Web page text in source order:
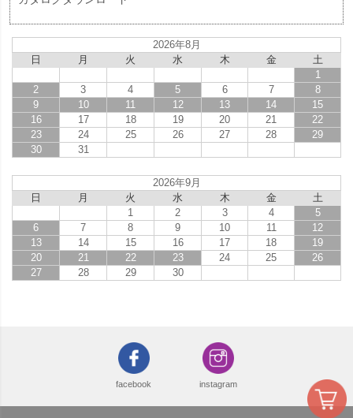
2026年8月
日
月 火 水 木 金
土
1
2
3 4 5 6 7
8
9
10 11 12 13 14
15
16
17 18 19 20 21
22
23
24 25 26 27 28
29
30
31
2026年9月
日
月 火 水 木 金
土
1
2 3 4
5
6
7 8 9 10 11
12
13
14 15 16 17 18
19
20
21 22 23 24 25
26
27
28 29 30
facebook instagram